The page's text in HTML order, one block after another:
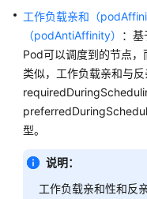
础
知
识
快
速
入
门
工作负载亲和（
（podAntiAffinity）
：
Pod可以调度到的节点
类似，工作负载亲和与
型。
说明：
工作负载亲和性和反